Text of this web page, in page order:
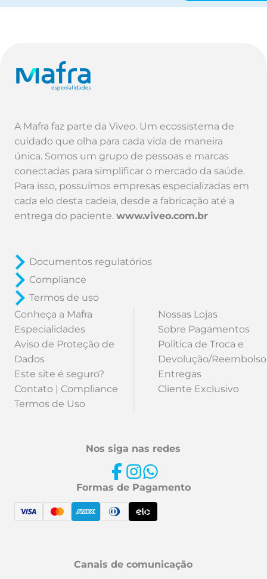
A Mafra faz parte da Viveo. Um ecossistema de
cuidado que olha para cada vida de maneira
única. Somos um grupo de pessoas e marcas
conectadas para simplificar o mercado da saúde.
Para isso, possuímos empresas especializadas em
cada elo desta cadeia, desde a fabricação até a
entrega do paciente.www.viveo.com.br
Documentos regulatórios
Compliance
Termos de uso
Conheça a Mafra
Especialidades
Aviso de Proteção de
Dados
Este site é seguro?
Contato | Compliance
Termos de Uso
Nossas Lojas
Sobre Pagamentos
Politica de Troca e
Devolução/Reembolso
Entregas
Cliente Exclusivo
Nos siga nas redes
Formas de Pagamento
Canais de comunicação